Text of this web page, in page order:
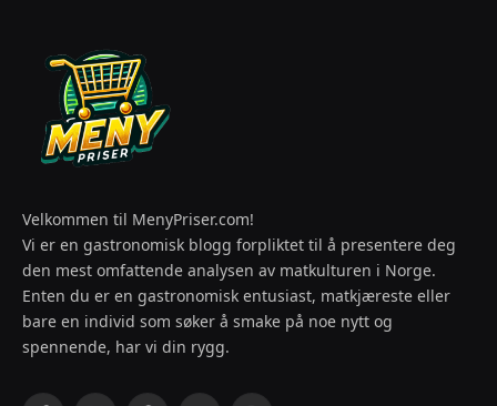
Velkommen til MenyPriser.com!
Vi er en gastronomisk blogg forpliktet til å presentere deg
den mest omfattende analysen av matkulturen i Norge.
Enten du er en gastronomisk entusiast, matkjæreste eller
bare en individ som søker å smake på noe nytt og
spennende, har vi din rygg.